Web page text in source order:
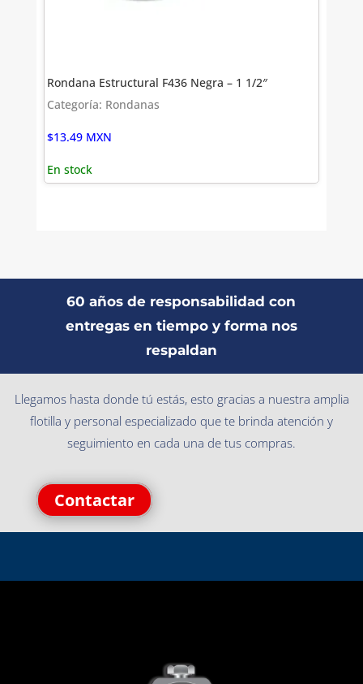
Rondana Estructural F436 Negra – 1 1/2″
Categoría: Rondanas
$13.49 MXN
En stock
60 años de responsabilidad con
entregas en tiempo y forma nos
respaldan
Llegamos hasta donde tú estás, esto gracias a nuestra amplia
flotilla y personal especializado que te brinda atención y
seguimiento en cada una de tus compras.
Contactar